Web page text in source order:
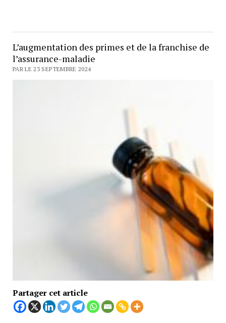
L’augmentation des primes et de la franchise de
l’assurance-maladie
PAR LE 23 SEPTEMBRE 2024
Partager cet article